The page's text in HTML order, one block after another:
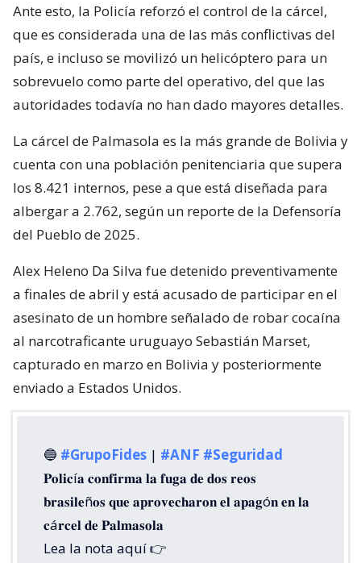
Ante esto, la Policía reforzó el control de la cárcel,
que es considerada una de las más conflictivas del
país, e incluso se movilizó un helicóptero para un
sobrevuelo como parte del operativo, del que las
autoridades todavía no han dado mayores detalles.
La cárcel de Palmasola es la más grande de Bolivia y
cuenta con una población penitenciaria que supera
los 8.421 internos, pese a que está diseñada para
albergar a 2.762, según un reporte de la Defensoría
del Pueblo de 2025.
Alex Heleno Da Silva fue detenido preventivamente
a finales de abril y está acusado de participar en el
asesinato de un hombre señalado de robar cocaína
al narcotraficante uruguayo Sebastián Marset,
capturado en marzo en Bolivia y posteriormente
enviado a Estados Unidos.
🔵 #GrupoFides | #ANF #Seguridad
𝐏𝐨𝐥𝐢𝐜í𝐚 𝐜𝐨𝐧𝐟𝐢𝐫𝐦𝐚 𝐥𝐚 𝐟𝐮𝐠𝐚 𝐝𝐞 𝐝𝐨𝐬 𝐫𝐞𝐨𝐬
𝐛𝐫𝐚𝐬𝐢𝐥𝐞ñ𝐨𝐬 𝐪𝐮𝐞 𝐚𝐩𝐫𝐨𝐯𝐞𝐜𝐡𝐚𝐫𝐨𝐧 𝐞𝐥 𝐚𝐩𝐚𝐠ó𝐧 𝐞𝐧 𝐥𝐚
𝐜á𝐫𝐜𝐞𝐥 𝐝𝐞 𝐏𝐚𝐥𝐦𝐚𝐬𝐨𝐥𝐚
Lea la nota aquí 👉